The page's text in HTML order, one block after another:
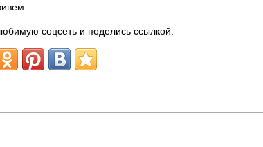
соцсеть и поделись ссылкой: